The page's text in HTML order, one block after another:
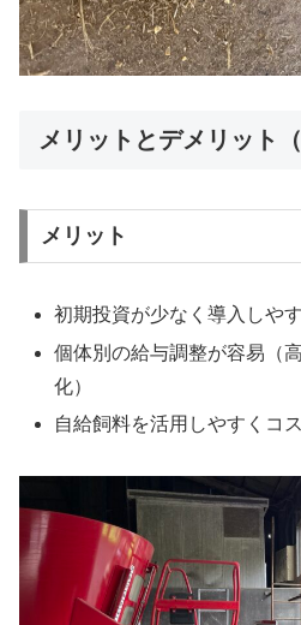
メリットとデメリット（
メリット
初期投資が少なく導入しや
個体別の給与調整が容易（
化）
自給飼料を活用しやすくコ